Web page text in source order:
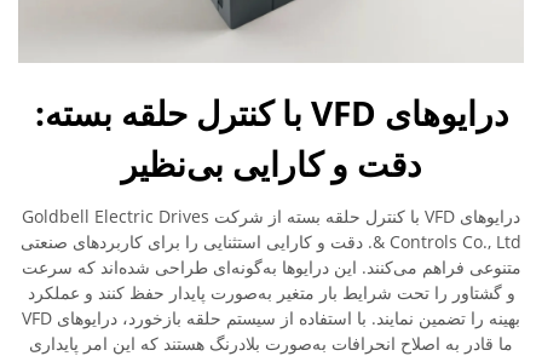
درایوهای VFD با کنترل حلقه بسته:
دقت و کارایی بی‌نظیر
درایوهای VFD با کنترل حلقه بسته از شرکت Goldbell Electric Drives
& Controls Co., Ltd. دقت و کارایی استثنایی را برای کاربردهای صنعتی
متنوعی فراهم می‌کنند. این درایوها به‌گونه‌ای طراحی شده‌اند که سرعت
و گشتاور را تحت شرایط بار متغیر به‌صورت پایدار حفظ کنند و عملکرد
بهینه را تضمین نمایند. با استفاده از سیستم حلقه بازخورد، درایوهای VFD
ما قادر به اصلاح انحرافات به‌صورت بلادرنگ هستند که این امر پایداری